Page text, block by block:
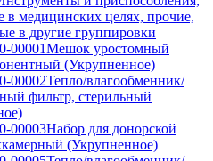
в медицинских целях, прочие,
в другие группировки
00001Мешок уростомный
(Укрупненное)
00002Тепло/влагообменник/
фильтр, стерильный
00003Набор для донорской
(Укрупненное)